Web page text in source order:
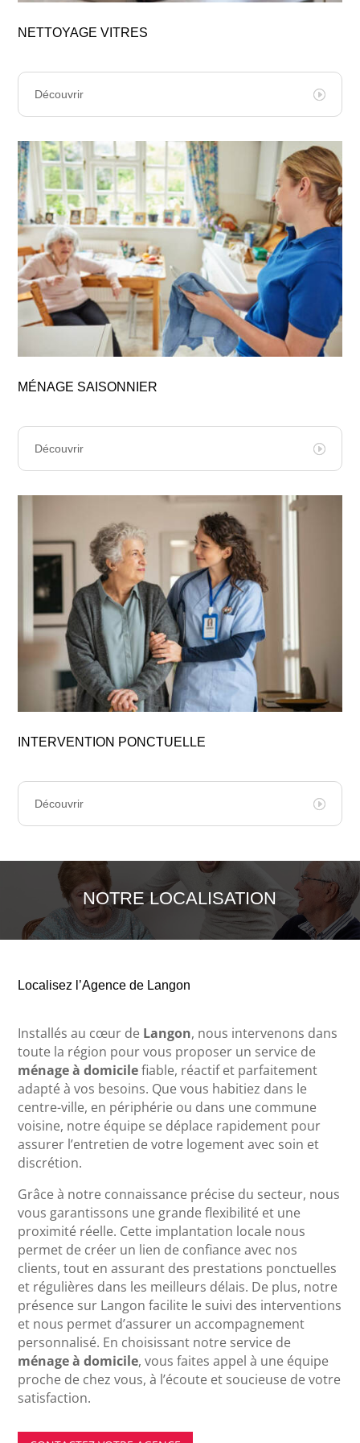
NETTOYAGE VITRES
Découvrir
MÉNAGE SAISONNIER
Découvrir
INTERVENTION PONCTUELLE
Découvrir
NOTRE LOCALISATION
Localisez l’Agence de Langon
Installés au cœur de Langon, nous intervenons dans
toute la région pour vous proposer un service de
ménage à domicilefiable, réactif et parfaitement
adapté à vos besoins. Que vous habitiez dans le
centre-ville, en périphérie ou dans une commune
voisine, notre équipe se déplace rapidement pour
assurer l’entretien de votre logement avec soin et
discrétion.
Grâce à notre connaissance précise du secteur, nous
vous garantissons une grande flexibilité et une
proximité réelle. Cette implantation locale nous
permet de créer un lien de confiance avec nos
clients, tout en assurant des prestations ponctuelles
et régulières dans les meilleurs délais. De plus, notre
présence sur Langon facilite le suivi des interventions
et nous permet d’assurer un accompagnement
personnalisé. En choisissant notre service de
ménage à domicile, vous faites appel à une équipe
proche de chez vous, à l’écoute et soucieuse de votre
satisfaction.